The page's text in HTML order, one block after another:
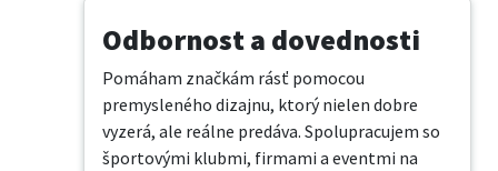
Odbornost a dovednosti
Pomáham značkám rásť pomocou
premysleného dizajnu, ktorý nielen dobre
vyzerá, ale reálne predáva. Spolupracujem so
športovými klubmi, firmami a eventmi na